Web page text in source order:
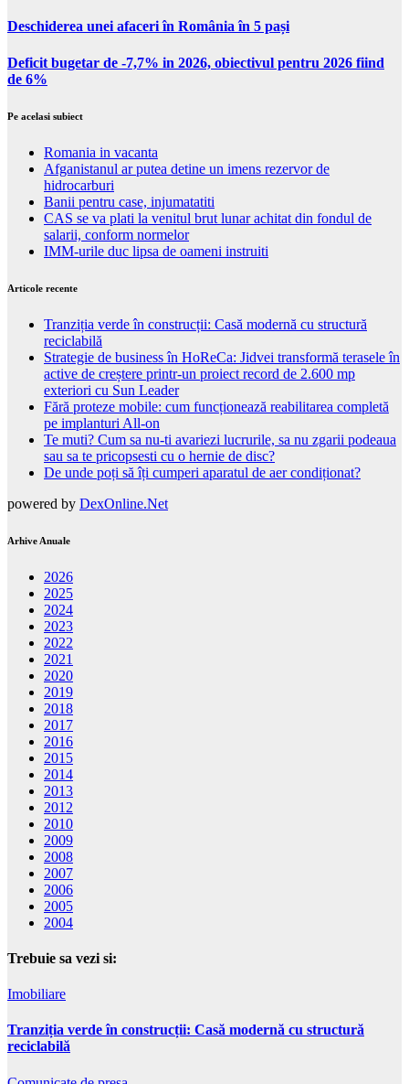
Deschiderea unei afaceri în România în 5 pași
Deficit bugetar de -7,7% in 2026, obiectivul pentru 2026 fiind
de 6%
Pe acelasi subiect
Romania in vacanta
Afganistanul ar putea detine un imens rezervor de
hidrocarburi
Banii pentru case, injumatatiti
CAS se va plati la venitul brut lunar achitat din fondul de
salarii, conform normelor
IMM-urile duc lipsa de oameni instruiti
Articole recente
Tranziția verde în construcții: Casă modernă cu structură
reciclabilă
Strategie de business în HoReCa: Jidvei transformă terasele în
active de creștere printr-un proiect record de 2.600 mp
exteriori cu Sun Leader
Fără proteze mobile: cum funcționează reabilitarea completă
pe implanturi All-on
Te muti? Cum sa nu-ti avariezi lucrurile, sa nu zgarii podeaua
sau sa te pricopsesti cu o hernie de disc?
De unde poți să îți cumperi aparatul de aer condiționat?
powered by DexOnline.Net
Arhive Anuale
2026
2025
2024
2023
2022
2021
2020
2019
2018
2017
2016
2015
2014
2013
2012
2010
2009
2008
2007
2006
2005
2004
Trebuie sa vezi si:
Imobiliare
Tranziția verde în construcții: Casă modernă cu structură
reciclabilă